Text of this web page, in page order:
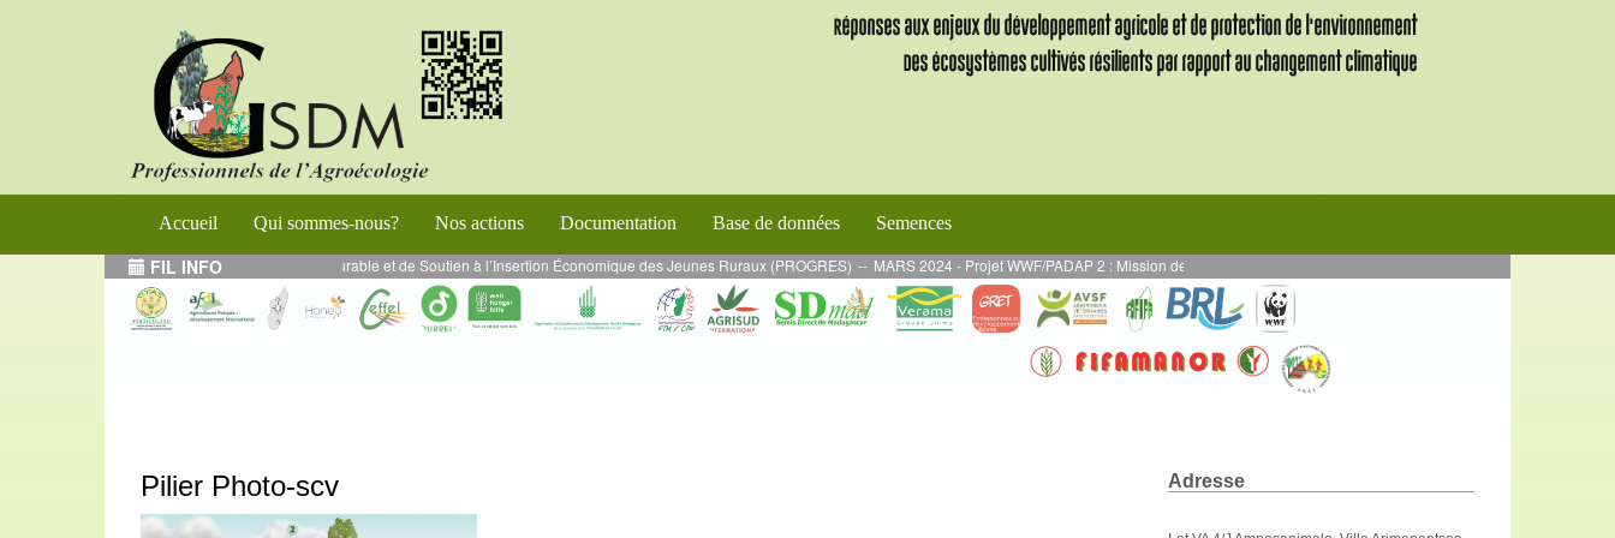
Accueil Qui sommes-nous? Nos actions Documentation Base de données Semences
FIL INFO
de Renforcement de l’Entrepreneuriat Durable et de Soutien à l’Insertion Économique des Jeunes Ruraux (PROGRES) -- MARS 2024 - Projet WWF/PADAP 2 : Mission de supervision des activités en AE mises en œuvre en par DURRELL -
Pilier Photo-scv Adresse